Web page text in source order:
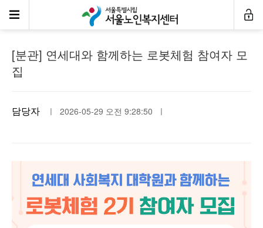
공지사항
[분관] 연세대와 함께하는 로봇체험 참여자 모
집
담당자 ㅣ 2026-05-29 오전 9:28:50 ㅣ